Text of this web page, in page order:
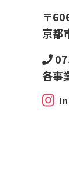
〒
京都
各事